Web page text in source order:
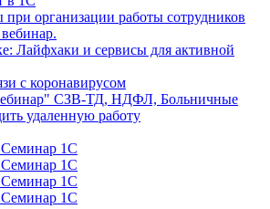
организации работы сотрудников
Лайфхаки и сервисы для активной
с коронавирусом
СЗВ-ТД, НДФЛ, Больничные
удаленную работу
1С
1С
1С
1С